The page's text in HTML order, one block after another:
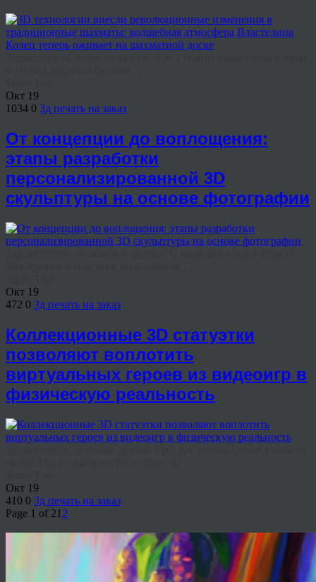
Окт 19
1034 0 3д печать на заказ
От концепции до воплощения:
этапы разработки
персонализированной 3D
скульптуры на основе фотографии
Окт 19
472 0 3д печать на заказ
Коллекционные 3D статуэтки
позволяют воплотить
виртуальных героев из видеоигр в
физическую реальность
Окт 19
410 0 3д печать на заказ
Page 1 of 21 2